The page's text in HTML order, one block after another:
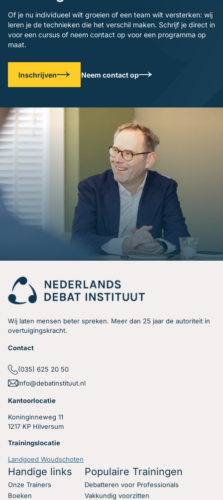
Of je nu individueel wilt groeien of een team wilt versterken: wij
leren je de technieken die het verschil maken. Schrijf je direct in
voor een cursus of neem contact op voor een programma op
maat.
Inschrijven Neem contact op
Wij laten mensen beter spreken. Meer dan 25 jaar de autoriteit in
overtuigingskracht.
Contact
(035) 625 20 50
Info@debatinstituut.nl
Kantoorlocatie
Koninginneweg 11
1217 KP Hilversum
Trainingslocatie
Landgoed Woudschoten
Handige links
Onze Trainers
Boeken
Populaire Trainingen
Debatteren voor Professionals
Vakkundig voorzitten